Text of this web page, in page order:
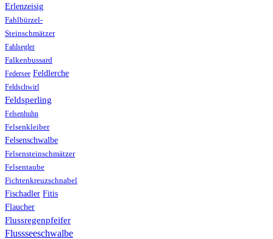
Erlenzeisig
Fahlbürzel-
Steinschmätzer
Fahlsegler
Falkenbussard
Federsee Feldlerche
Feldschwirl
Feldsperling
Felsenhuhn
Felsenkleiber
Felsenschwalbe
Felsensteinschmätzer
Felsentaube
Fichtenkreuzschnabel
Fischadler Fitis
Flaucher
Flussregenpfeifer
Flussseeschwalbe